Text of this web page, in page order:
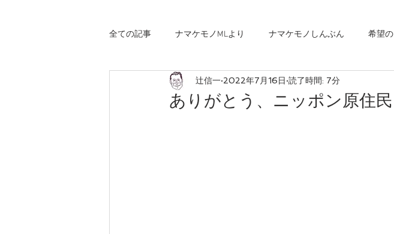
全ての記事 ナマケモノMLより ナマケモノしんぶん 希望
ローカリゼーション 森林農業 友産友消
ありがとう、ニッポン原住
辻信一 2022年7月16日 読了時間: 7分